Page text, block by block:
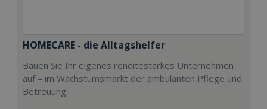
HOMECARE - die Alltagshelfer
Bauen Sie Ihr eigenes renditestarkes Unternehmen
auf – im Wachstumsmarkt der ambulanten Pflege und
Betreuung.